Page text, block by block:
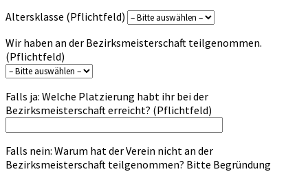
Altersklasse (Pflichtfeld)
Wir haben an der Bezirksmeisterschaft teilgenommen.
(Pflichtfeld)
Falls ja: Welche Platzierung habt ihr bei der
Bezirksmeisterschaft erreicht? (Pflichtfeld)
Falls nein: Warum hat der Verein nicht an der
Bezirksmeisterschaft teilgenommen? Bitte Begründung